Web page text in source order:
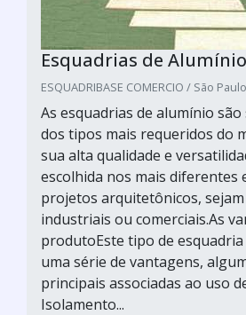
Esquadrias de Alumínio
ESQUADRIBASE COMERCIO / São
As esquadrias de alumínio são
dos tipos mais requeridos do
sua alta qualidade e
escolhida nos mais diferentes
projetos arquitetônicos,
industriais ou comerciais.As
produtoEste tipo de
uma série de vantagens,
principais associadas ao uso
Isolamento...